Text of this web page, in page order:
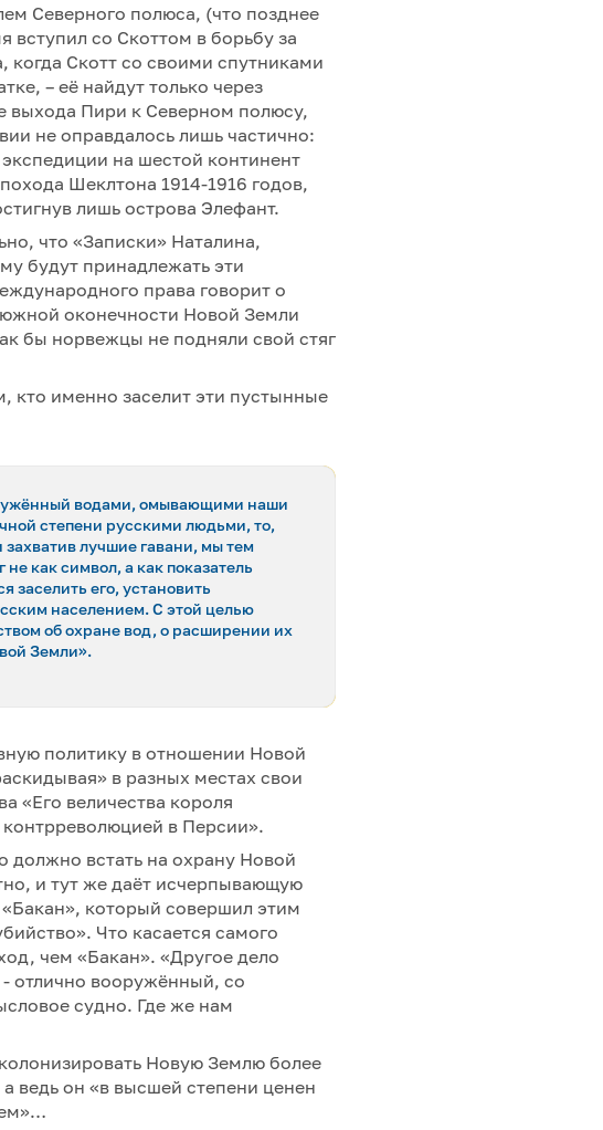
Северного полюса, (что позднее
со Скоттом в борьбу за
Скотт со своими спутниками
– её найдут только через
выхода Пири к Северном полюсу,
не оправдалось лишь частично:
на шестой континент
Шеклтона 1914-1916 годов,
лишь острова Элефант.
что «Записки» Наталина,
будут принадлежать эти
права говорит о
оконечности Новой Земли
бы норвежцы не подняли свой стяг
кто именно заселит эти пустынные
водами, омывающими наши
степени русскими людьми, то,
лучшие гавани, мы тем
как символ, а как показатель
заселить его, установить
населением. С этой целью
об охране вод, о расширении их
Земли».
политику в отношении Новой
в разных местах свои
«Его величества короля
в Персии».
должно встать на охрану Новой
и тут же даёт исчерпывающую
который совершил этим
Что касается самого
чем «Бакан». «Другое дело
отлично вооружённый, со
судно. Где же нам
Новую Землю более
ведь он «в высшей степени ценен